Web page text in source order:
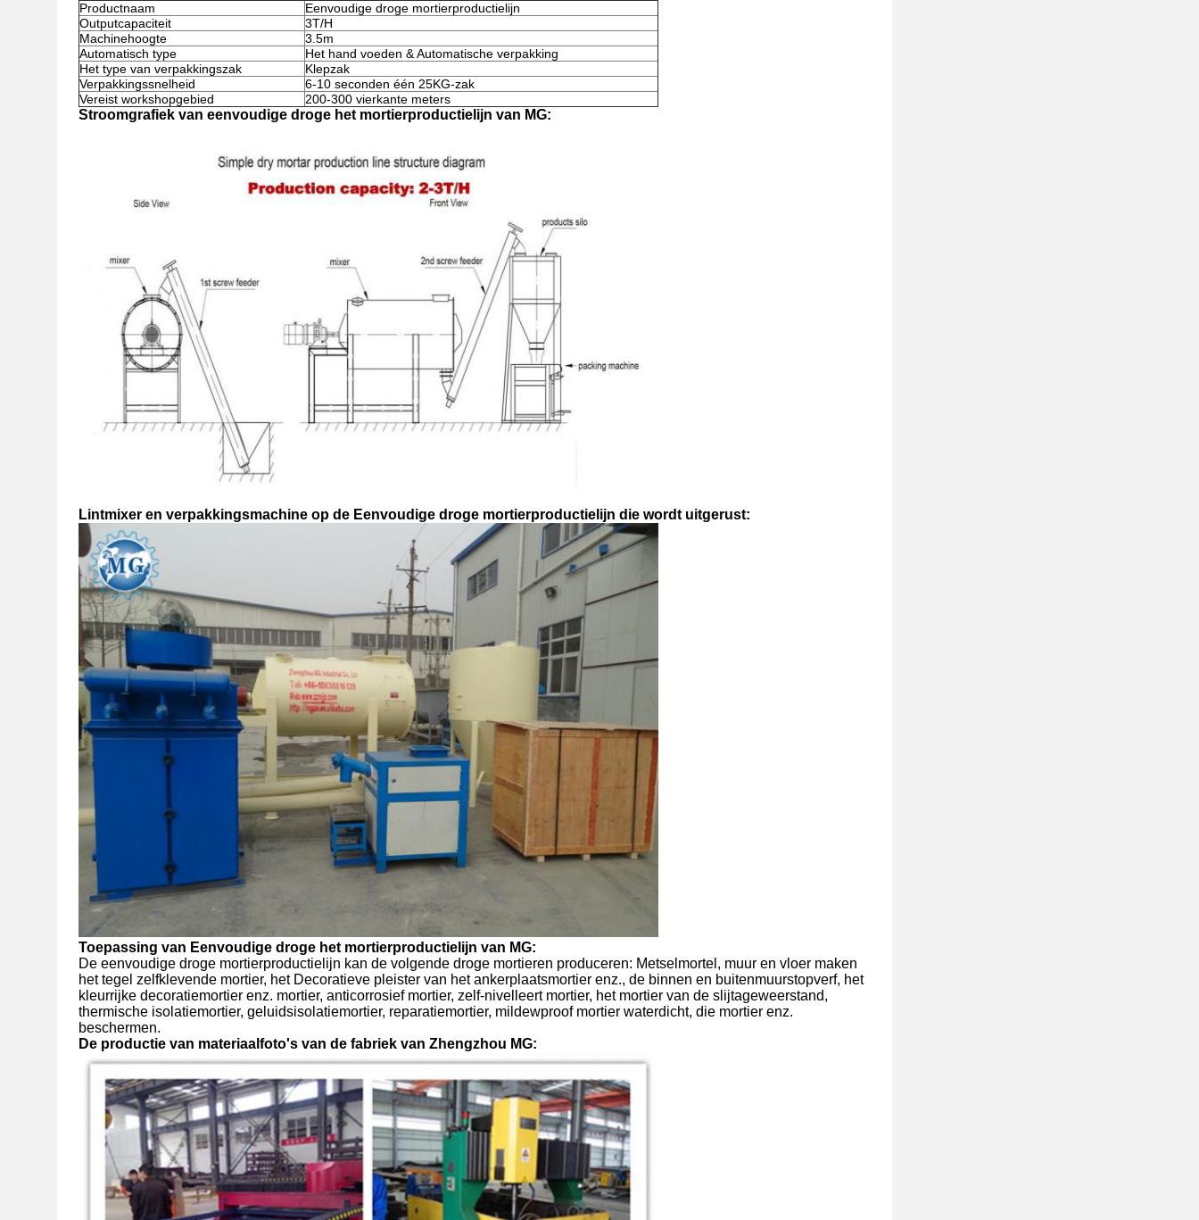
Productnaam
Eenvoudige droge mortierproductielijn
Outputcapaciteit
3T/H
Machinehoogte
3.5m
Automatisch type
Het hand voeden & Automatische verpakking
Het type van verpakkingszak
Klepzak
Verpakkingssnelheid
6-10 seconden één 25KG-zak
Vereist workshopgebied
200-300 vierkante meters
Stroomgrafiek van eenvoudige droge het mortierproductielijn van MG:
Lintmixer en verpakkingsmachine op de Eenvoudige droge mortierproductielijn die wordt uitgerust:
Toepassing van Eenvoudige droge het mortierproductielijn van MG:
De eenvoudige droge mortierproductielijn kan de volgende droge mortieren produceren: Metselmortel, muur en vloer maken
het tegel zelfklevende mortier, het Decoratieve pleister van het ankerplaatsmortier enz., de binnen en buitenmuurstopverf, het
kleurrijke decoratiemortier enz. mortier, anticorrosief mortier, zelf-nivelleert mortier, het mortier van de slijtageweerstand,
thermische isolatiemortier, geluidsisolatiemortier, reparatiemortier, mildewproof mortier waterdicht, die mortier enz.
beschermen.
De productie van materiaalfoto's van de fabriek van Zhengzhou MG: